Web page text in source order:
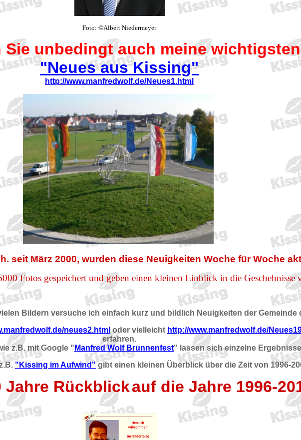
Foto: ©Albert Niedermeyer
Sie unbedingt auch meine
"Neues aus Kissing"
http://www.manfredwolf.de/Neues1.html
seit März 2000, wurden diese Neuigkeiten Woche für Woche
Fotos gespeichert und geben einen kleinen Einblick in die Geschehnisse
Bildern versuche ich einfach kurz und bildlich Neuigkeiten der Gemeinde
neues2.htmloder vielleicht http://www.manfredwolf.de/
erfahren.
z.B. mit Google " Manfred Wolf Brunnenfest" lassen sich einzelne
"Kissing im Aufwind"gibt einen kleinen Überblick über die Zeit von 1996-
Jahre Rückblickauf die Jahre 1996-